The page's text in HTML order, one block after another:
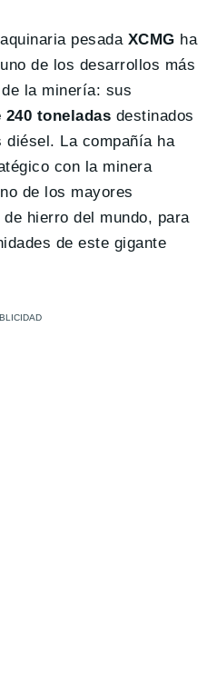
pesada XCMG ha
de los desarrollos más
la minería: sus
toneladas destinados
La compañía ha
con la minera
de los mayores
hierro del mundo, para
de este gigante